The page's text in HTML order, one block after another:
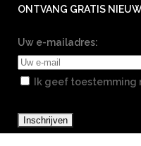
ONTVANG GRATIS
Uw e-mailadres:
Ik geef